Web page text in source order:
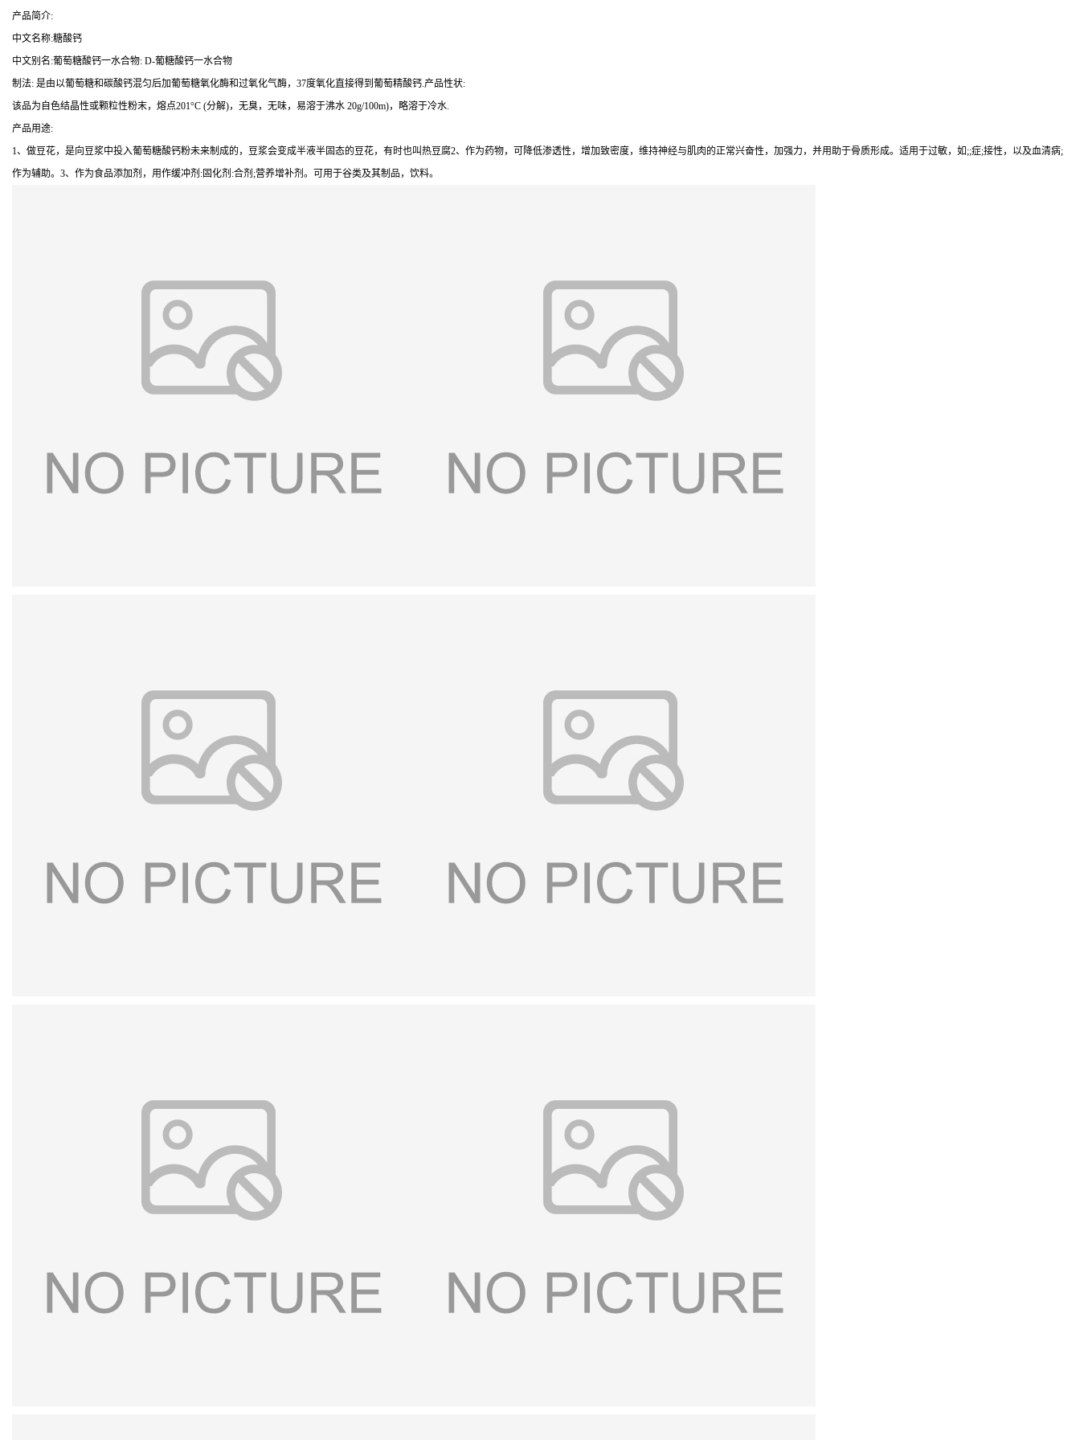
产品简介:
中文名称:糖酸钙
中文别名:葡萄糖酸钙一水合物: D-葡糖酸钙一水合物
制法: 是由以葡萄糖和碳酸钙混匀后加葡萄糖氧化酶和过氧化气酶，37度氧化直接得到葡萄精酸钙.产品性状:
该品为自色结晶性或颗粒性粉末，熔点201°C (分解)，无臭，无味，易溶于沸水 20g/100m)，略溶于冷水.
产品用途:
1、做豆花，是向豆浆中投入葡萄糖酸钙粉未来制成的，豆浆会变成半液半固态的豆花，有时也叫热豆腐2、作为药物，可降低渗透性，增加致密度，维持神经与肌肉的正常兴奋性，加强力，并用助于骨质形成。适用于过敏，如;;症;接性，以及血清病;
作为辅助。3、作为食品添加剂，用作缓冲剂:固化剂:合剂;营养增补剂。可用于谷类及其制品，饮料。